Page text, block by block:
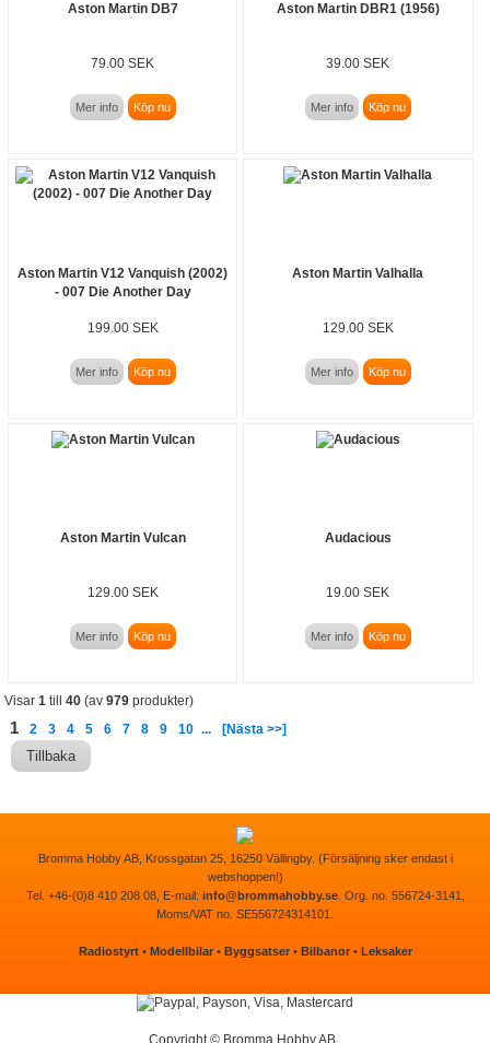
Aston Martin DB7
79.00 SEK
Mer info Köp nu
Aston Martin DBR1 (1956)
39.00 SEK
Mer info Köp nu
Aston Martin V12 Vanquish (2002)
- 007 Die Another Day
199.00 SEK
Mer info Köp nu
Aston Martin Valhalla
129.00 SEK
Mer info Köp nu
Aston Martin Vulcan
129.00 SEK
Mer info Köp nu
Audacious
19.00 SEK
Mer info Köp nu
Visar1 till40 (av979 produkter)
1 2 3 4 5 6 7 8 9 10 ... [Nästa >>]
Tillbaka
Bromma Hobby AB, Krossgatan 25, 16250 Vällingby. (Försäljning sker endast i
webshoppen!)
Tel. +46-(0)8 410 208 08, E-mail: info@brommahobby.se. Org. no. 556724-3141,
Moms/VAT no. SE556724314101.
Radiostyrt• Modellbilar• Byggsatser• Bilbanor• Leksaker
Copyright © Bromma Hobby AB..